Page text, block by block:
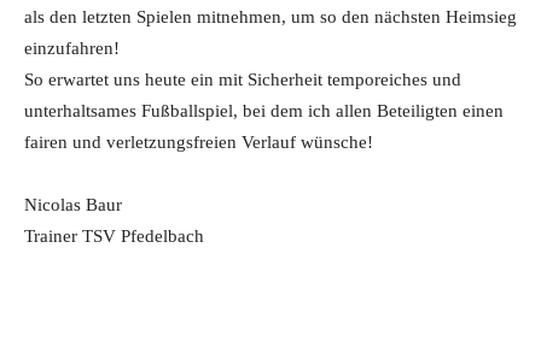
als den letzten Spielen mitnehmen, um so den nächsten Heimsieg
einzufahren!
So erwartet uns heute ein mit Sicherheit temporeiches und
unterhaltsames Fußballspiel, bei dem ich allen Beteiligten einen
fairen und verletzungsfreien Verlauf wünsche!
Nicolas Baur
Trainer TSV Pfedelbach